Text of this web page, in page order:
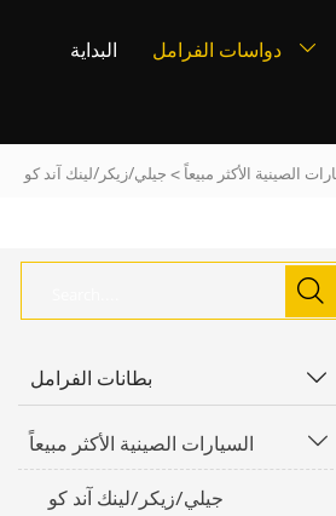
البداية دواسات الفرامل 
الصينية الأكثر مبيعاً>جيلي/زيكر/لينك آند كو

بطانات الفرامل 
السيارات الصينية الأكثر مبيعاً 
جيلي/زيكر/لينك آند كو